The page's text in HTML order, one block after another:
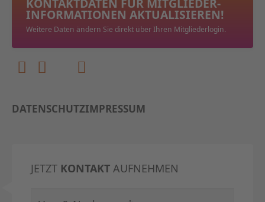
KONTAKTDATEN FÜR MITGLIEDER­
INFORMATIONEN AKTUALISIEREN!
Weitere Daten ändern Sie direkt über Ihren Mitgliederlogin.
DATENSCHUTZIMPRESSUM
JETZT KONTAKT AUFNEHMEN